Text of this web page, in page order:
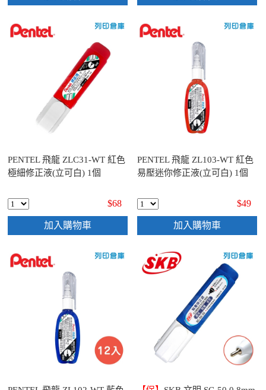
PENTEL 飛龍 ZLC31-WT 紅色
極細修正液(立可白) 1個
$68
加入購物車
PENTEL 飛龍 ZL103-WT 紅色
易壓迷你修正液(立可白) 1個
$49
加入購物車